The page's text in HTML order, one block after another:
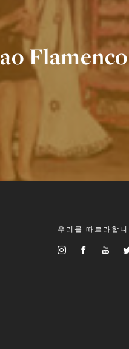
우리를 따르라합니